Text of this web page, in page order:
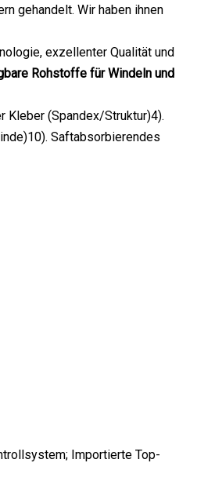
gehandelt. Wir haben ihnen
exzellenter Qualität und
Rohstoffe für Windeln und
Kleber (Spandex/Struktur)4).
Saftabsorbierendes
Importierte Top-